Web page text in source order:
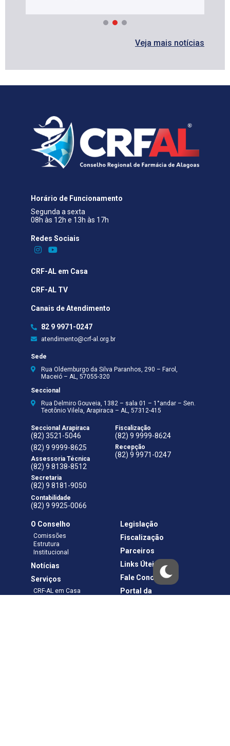
Veja mais notícias
Horário de Funcionamento
Segunda a sexta
08h às 12h e 13h às 17h
Redes Sociais​
CRF-AL em Casa
CRF-AL TV
Canais de Atendimento
82 9 9971-0247
atendimento@crf-al.org.br
Sede
Rua Oldemburgo da Silva Paranhos, 290 – Farol,
Maceió – AL, 57055-320
Seccional
Rua Delmiro Gouveia, 1382 – sala 01 – 1°andar – Sen.
Teotônio Vilela, Arapiraca – AL, 57312-415
Seccional Arapiraca
(82) 3521-5046
(82) 9 9999-8625
Assessoria Técnica
(82) 9 8138-8512
Secretaria
(82) 9 8181-9050
Contabilidade
(82) 9 9925-0066
Fiscalização
(82) 9 9999-8624
Recepção
(82) 9 9971-0247
O Conselho
Comissões
Estrutura
Institucional
Notícias
Serviços
CRF-AL em Casa
Legislação
Fiscalização
Parceiros
Links Úteis
Fale Conosco
Portal da